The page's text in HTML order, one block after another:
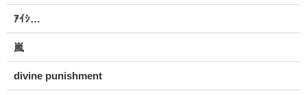
ｱｲｼ…
嵐
divine punishment